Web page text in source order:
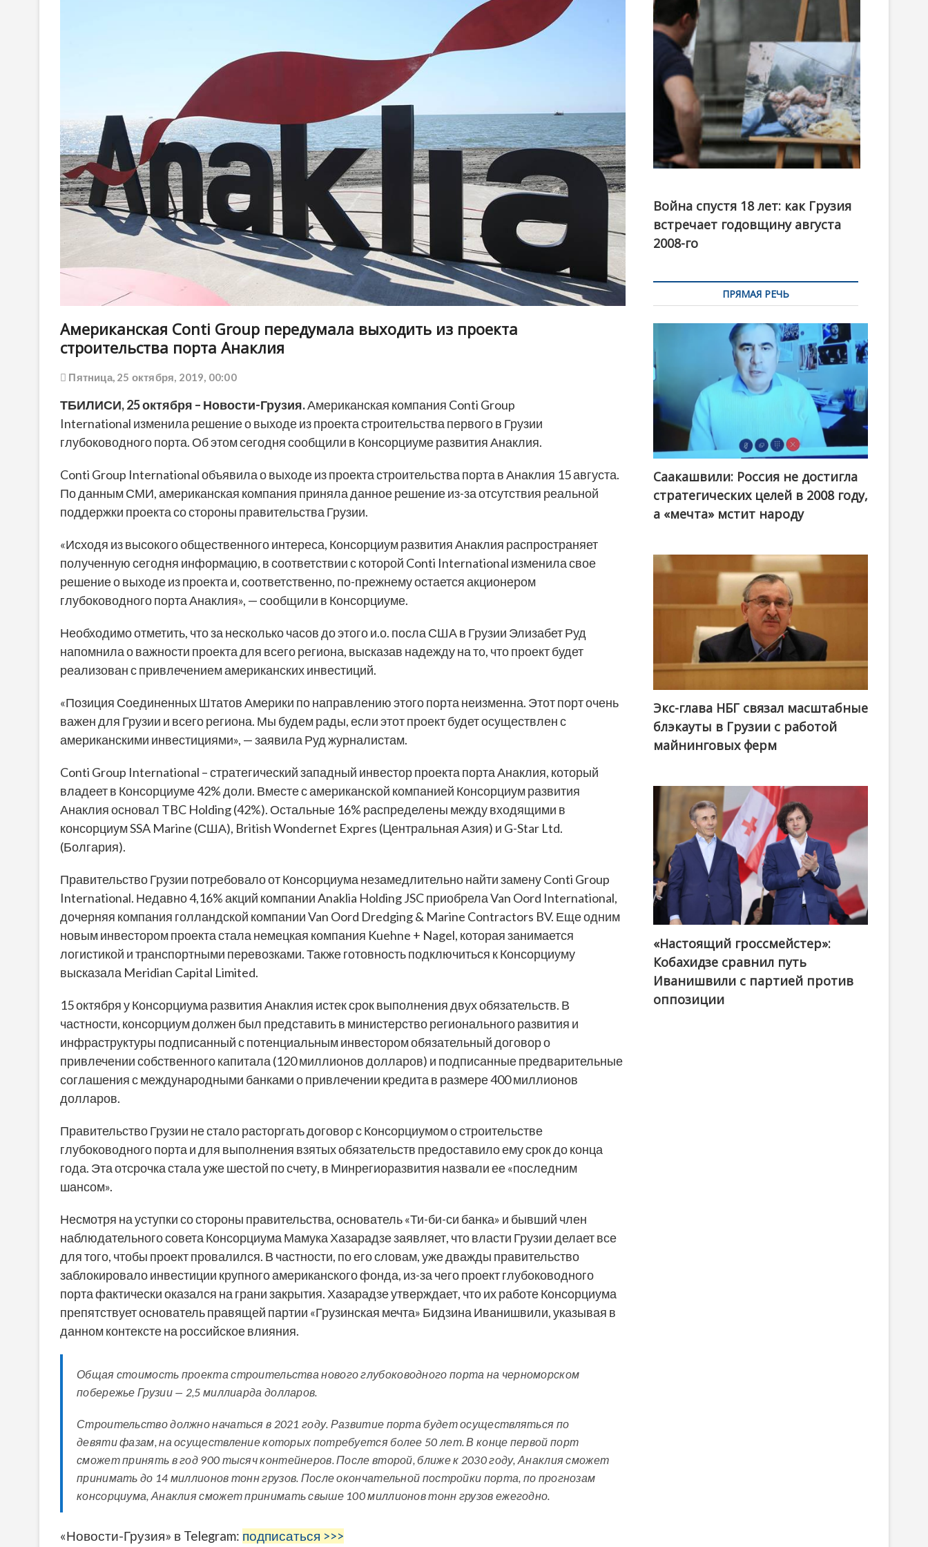
o
n
Американская Conti Group передумала выходить из проекта
строительства порта Анаклия
Пятница, 25 октября, 2019, 00:00
ТБИЛИСИ, 25 октября – Новости-Грузия.Американская компания Conti Group
International изменила решение о выходе из проекта строительства первого в Грузии
глубоководного порта. Об этом сегодня сообщили в Консорциуме развития Анаклия.
Conti Group International объявила о выходе из проекта строительства порта в Анаклия 15 августа.
По данным СМИ, американская компания приняла данное решение из-за отсутствия реальной
поддержки проекта со стороны правительства Грузии.
«Исходя из высокого общественного интереса, Консорциум развития Анаклия распространяет
полученную сегодня информацию, в соответствии с которой Conti International изменила свое
решение о выходе из проекта и, соответственно, по-прежнему остается акционером
глубоководного порта Анаклия», — сообщили в Консорциуме.
Необходимо отметить, что за несколько часов до этого и.о. посла США в Грузии Элизабет Руд
напомнила о важности проекта для всего региона, высказав надежду на то, что проект будет
реализован с привлечением американских инвестиций.
«Позиция Соединенных Штатов Америки по направлению этого порта неизменна. Этот порт очень
важен для Грузии и всего региона. Мы будем рады, если этот проект будет осуществлен с
американскими инвестициями», — заявила Руд журналистам.
Conti Group International – стратегический западный инвестор проекта порта Анаклия, который
владеет в Консорциуме 42% доли. Вместе с американской компанией Консорциум развития
Анаклия основал TBC Holding (42%). Остальные 16% распределены между входящими в
консорциум SSA Marine (США), British Wondernet Expres (Центральная Азия) и G-Star Ltd.
(Болгария).
Правительство Грузии потребовало от Консорциума незамедлительно найти замену Conti Group
International. Недавно 4,16% акций компании Anaklia Holding JSC приобрела Van Oord International,
дочерняя компания голландской компании Van Oord Dredging & Marine Contractors BV. Еще одним
новым инвестором проекта стала немецкая компания Kuehne + Nagel, которая занимается
логистикой и транспортными перевозками. Также готовность подключиться к Консорциуму
высказала Meridian Capital Limited.
15 октября у Консорциума развития Анаклия истек срок выполнения двух обязательств. В
частности, консорциум должен был представить в министерство регионального развития и
инфраструктуры подписанный с потенциальным инвестором обязательный договор о
привлечении собственного капитала (120 миллионов долларов) и подписанные предварительные
соглашения с международными банками о привлечении кредита в размере 400 миллионов
долларов.
Правительство Грузии не стало расторгать договор с Консорциумом о строительстве
глубоководного порта и для выполнения взятых обязательств предоставило ему срок до конца
года. Эта отсрочка стала уже шестой по счету, в Минрегиоразвития назвали ее «последним
шансом».
Несмотря на уступки со стороны правительства, основатель «Ти-би-си банка» и бывший член
наблюдательного совета Консорциума Мамука Хазарадзе заявляет, что власти Грузии делает все
для того, чтобы проект провалился. В частности, по его словам, уже дважды правительство
заблокировало инвестиции крупного американского фонда, из-за чего проект глубоководного
порта фактически оказался на грани закрытия. Хазарадзе утверждает, что их работе Консорциума
препятствует основатель правящей партии «Грузинская мечта» Бидзина Иванишвили, указывая в
данном контексте на российское влияния.
Общая стоимость проекта строительства нового глубоководного порта на черноморском
побережье Грузии — 2,5 миллиарда долларов.
Строительство должно начаться в 2021 году. Развитие порта будет осуществляться по
девяти фазам, на осуществление которых потребуется более 50 лет. В конце первой порт
сможет принять в год 900 тысяч контейнеров. После второй, ближе к 2030 году, Анаклия сможет
принимать до 14 миллионов тонн грузов. После окончательной постройки порта, по прогнозам
консорциума, Анаклия сможет принимать свыше 100 миллионов тонн грузов ежегодно.
«Новости-Грузия» в Telegram: подписаться >>>
канал
Война спустя 18 лет: как Грузия
встречает годовщину августа
2008-го
ПРЯМАЯ РЕЧЬ
Саакашвили: Россия не достигла
стратегических целей в 2008 году,
а «мечта» мстит народу
Экс-глава НБГ связал масштабные
блэкауты в Грузии с работой
майнинговых ферм
@ქართული ოცნება / Georgian Dream
«Настоящий гроссмейстер»:
Кобахидзе сравнил путь
Иванишвили с партией против
оппозиции